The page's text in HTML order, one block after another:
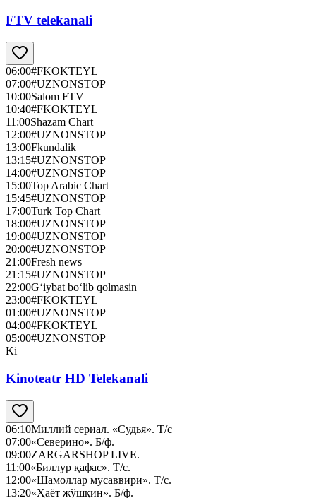
FTV telekanali
06:00#FKOKTEYL
07:00#UZNONSTOP
10:00Salom FTV
10:40#FKOKTEYL
11:00Shazam Chart
12:00#UZNONSTOP
13:00Fkundalik
13:15#UZNONSTOP
14:00#UZNONSTOP
15:00Top Arabic Chart
15:45#UZNONSTOP
17:00Turk Top Chart
18:00#UZNONSTOP
19:00#UZNONSTOP
20:00#UZNONSTOP
21:00Fresh news
21:15#UZNONSTOP
22:00G‘iybat bo‘lib qolmasin
23:00#FKOKTEYL
01:00#UZNONSTOP
04:00#FKOKTEYL
05:00#UZNONSTOP
Ki
Kinoteatr HD Telekanali
06:10Миллий сериал. «Судья». Т/с
07:00«Северино». Б/ф.
09:00ZARGARSHOP LIVE.
11:00«Биллур қафас». Т/с.
12:00«Шамоллар мусаввири». Т/с.
13:20«Ҳаёт жўшқин». Б/ф.